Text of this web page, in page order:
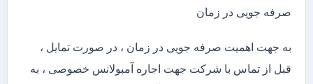
صرفه جویی در زمان
به جهت اهمیت صرفه جویی در زمان ، در صورت تمایل ،
قبل از تماس با شرکت جهت اجاره آمبولانس خصوصی ، به